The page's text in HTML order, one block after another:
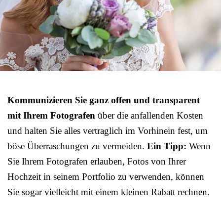
Kommunizieren Sie ganz offen und transparent
mit Ihrem Fotografen über die anfallenden Kosten
und halten Sie alles vertraglich im Vorhinein fest, um
böse Überraschungen zu vermeiden. Ein Tipp: Wenn
Sie Ihrem Fotografen erlauben, Fotos von Ihrer
Hochzeit in seinem Portfolio zu verwenden, können
Sie sogar vielleicht mit einem kleinen Rabatt rechnen.